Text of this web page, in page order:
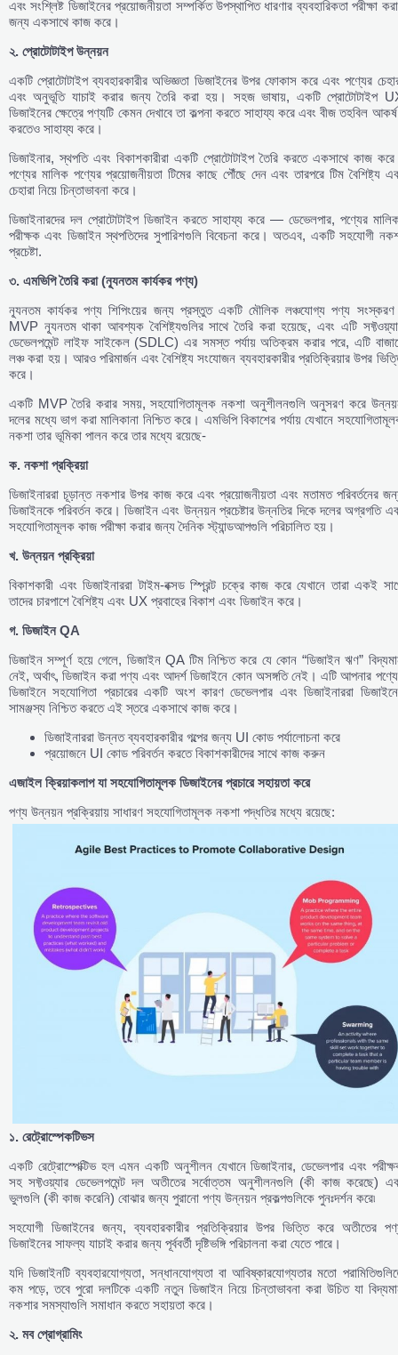
এবং সংশ্লিষ্ট ডিজাইনের প্রয়োজনীয়তা সম্পর্কিত উপস্থাপিত ধারণার ব্যবহারিকতা পরীক্ষা
জন্য একসাথে কাজ করে।
২. প্রোটোটাইপ উন্নয়ন
একটি প্রোটোটাইপ ব্যবহারকারীর অভিজ্ঞতা ডিজাইনের উপর ফোকাস করে এবং পণ্যের
এবং অনুভূতি যাচাই করার জন্য তৈরি করা হয়। সহজ ভাষায়, একটি প্রোটোটাইপ
ডিজাইনের ক্ষেত্রে পণ্যটি কেমন দেখাবে তা কল্পনা করতে সাহায্য করে এবং বীজ তহবিল
করতেও সাহায্য করে।
ডিজাইনার, স্থপতি এবং বিকাশকারীরা একটি প্রোটোটাইপ তৈরি করতে একসাথে কাজ
পণ্যের মালিক পণ্যের প্রয়োজনীয়তা টিমের কাছে পৌঁছে দেন এবং তারপরে টিম বৈশিষ্ট্য
চেহারা নিয়ে চিন্তাভাবনা করে।
ডিজাইনারদের দল প্রোটোটাইপ ডিজাইন করতে সাহায্য করে — ডেভেলপার, পণ্যের
পরীক্ষক এবং ডিজাইন স্থপতিদের সুপারিশগুলি বিবেচনা করে। অতএব, একটি সহযোগী
প্রচেষ্টা.
৩. এমভিপি তৈরি করা(ন্যূনতম কার্যকর পণ্য)
ন্যূনতম কার্যকর পণ্য শিপিংয়ের জন্য প্রস্তুত একটি মৌলিক লঞ্চযোগ্য পণ্য
MVP ন্যূনতম থাকা আবশ্যক বৈশিষ্ট্যগুলির সাথে তৈরি করা হয়েছে, এবং এটি
ডেভেলপমেন্ট লাইফ সাইকেল (SDLC) এর সমস্ত পর্যায় অতিক্রম করার পরে, এটি
লঞ্চ করা হয়। আরও পরিমার্জন এবং বৈশিষ্ট্য সংযোজন ব্যবহারকারীর প্রতিক্রিয়ার উপর
করে।
একটি MVP তৈরি করার সময়, সহযোগিতামূলক নকশা অনুশীলনগুলি অনুসরণ করে
দলের মধ্যে ভাগ করা মালিকানা নিশ্চিত করে। এমভিপি বিকাশের পর্যায় যেখানে
নকশা তার ভূমিকা পালন করে তার মধ্যে রয়েছে-
ক. নকশা প্রক্রিয়া
ডিজাইনাররা চূড়ান্ত নকশার উপর কাজ করে এবং প্রয়োজনীয়তা এবং মতামত পরিবর্তনের
ডিজাইনকে পরিবর্তন করে। ডিজাইন এবং উন্নয়ন প্রচেষ্টার উন্নতির দিকে দলের অগ্রগতি
সহযোগিতামূলক কাজ পরীক্ষা করার জন্য দৈনিক স্ট্যান্ডআপগুলি পরিচালিত হয়।
খ. উন্নয়ন প্রক্রিয়া
বিকাশকারী এবং ডিজাইনাররা টাইম-বক্সড স্প্রিন্ট চক্রে কাজ করে যেখানে তারা একই
তাদের চারপাশে বৈশিষ্ট্য এবং UX প্রবাহের বিকাশ এবং ডিজাইন করে।
গ. ডিজাইনQA
ডিজাইন সম্পূর্ণ হয়ে গেলে, ডিজাইন QA টিম নিশ্চিত করে যে কোন “ডিজাইন ঋণ”
নেই, অর্থাৎ, ডিজাইন করা পণ্য এবং আদর্শ ডিজাইনে কোন অসঙ্গতি নেই। এটি আপনার
ডিজাইনে সহযোগিতা প্রচারের একটি অংশ কারণ ডেভেলপার এবং ডিজাইনাররা
সামঞ্জস্য নিশ্চিত করতে এই স্তরে একসাথে কাজ করে।
ডিজাইনাররা উন্নত ব্যবহারকারীর গল্পের জন্য UI কোড পর্যালোচনা করে
প্রয়োজনে UI কোড পরিবর্তন করতে বিকাশকারীদের সাথে কাজ করুন
এজাইল ক্রিয়াকলাপ যা সহযোগিতামূলক ডিজাইনের প্রচারে সহায়তা করে
পণ্য উন্নয়ন প্রক্রিয়ায় সাধারণ সহযোগিতামূলক নকশা পদ্ধতির মধ্যে রয়েছে:
১. রেট্রোস্পেকটিভস
একটি রেট্রোস্পেক্টিভ হল এমন একটি অনুশীলন যেখানে ডিজাইনার, ডেভেলপার এবং
সহ সফ্টওয়্যার ডেভেলপমেন্ট দল অতীতের সর্বোত্তম অনুশীলনগুলি (কী কাজ করেছে)
ভুলগুলি (কী কাজ করেনি) বোঝার জন্য পুরানো পণ্য উন্নয়ন প্রকল্পগুলিকে পুনঃদর্শন করে৷
সহযোগী ডিজাইনের জন্য, ব্যবহারকারীর প্রতিক্রিয়ার উপর ভিত্তি করে অতীতের
ডিজাইনের সাফল্য যাচাই করার জন্য পূর্ববর্তী দৃষ্টিভঙ্গি পরিচালনা করা যেতে পারে।
যদি ডিজাইনটি ব্যবহারযোগ্যতা, সন্ধানযোগ্যতা বা আবিষ্কারযোগ্যতার মতো
কম পড়ে, তবে পুরো দলটিকে একটি নতুন ডিজাইন নিয়ে চিন্তাভাবনা করা উচিত যা
নকশার সমস্যাগুলি সমাধান করতে সহায়তা করে।
২. মব প্রোগ্রামিং